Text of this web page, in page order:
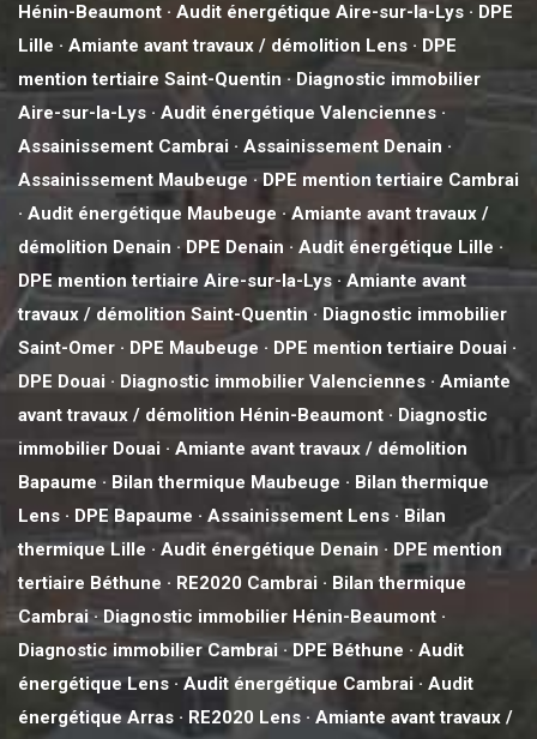
Hénin-Beaumont · Audit énergétique Aire-sur-la-Lys · DPE
Lille · Amiante avant travaux / démolition Lens · DPE
mention tertiaire Saint-Quentin · Diagnostic immobilier
Aire-sur-la-Lys · Audit énergétique Valenciennes ·
Assainissement Cambrai · Assainissement Denain ·
Assainissement Maubeuge ·DPE mention tertiaire Cambrai
· Audit énergétique Maubeuge ·Amiante avant travaux /
démolition Denain ·DPE Denain · Audit énergétique Lille ·
DPE mention tertiaire Aire-sur-la-Lys·Amiante avant
travaux / démolition Saint-Quentin· Diagnostic immobilier
Saint-Omer · DPE Maubeuge · DPE mention tertiaire Douai ·
DPE Douai · Diagnostic immobilier Valenciennes · Amiante
avant travaux / démolition Hénin-Beaumont · Diagnostic
immobilier Douai · Amiante avant travaux / démolition
Bapaume · Bilan thermique Maubeuge · Bilan thermique
Lens · DPE Bapaume · Assainissement Lens · Bilan
thermique Lille · Audit énergétique Denain · DPE mention
tertiaire Béthune · RE2020 Cambrai · Bilan thermique
Cambrai·Diagnostic immobilier Hénin-Beaumont ·
Diagnostic immobilier Cambrai ·DPE Béthune · Audit
énergétique Lens·Audit énergétique Cambrai · Audit
énergétique Arras · RE2020 Lens · Amiante avant travaux /